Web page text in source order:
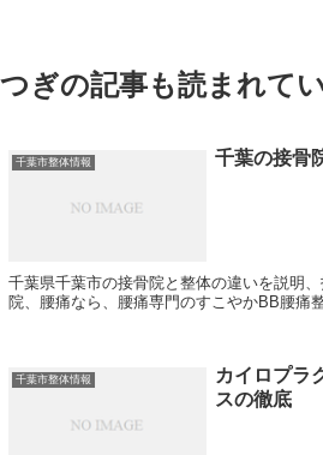
つぎの記事も読まれて
千葉市整体情報 千葉の接骨
千葉県千葉市の接骨院と整体の違いを説明
院、腰痛なら、腰痛専門のすこやかBB腰痛
千葉市整体情報
カイロプラ
スの徹底